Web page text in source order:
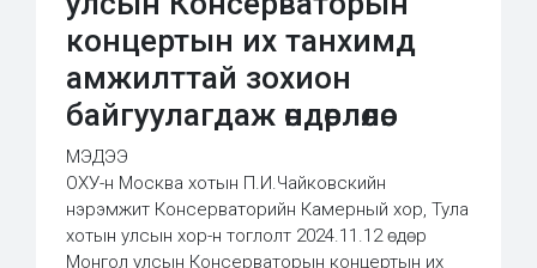
концертын их танхимд
амжилттай зохион
байгуулагдаж өндөрлөлөө.
МЭДЭЭ
ОХУ-н Москва хотын П.И.Чайковскийн
нэрэмжит Консерваторийн Камерный хор, Тула
хотын улсын хор-н тоглолт 2024.11.12 өдөр
Монгол улсын Консерваторын концертын их